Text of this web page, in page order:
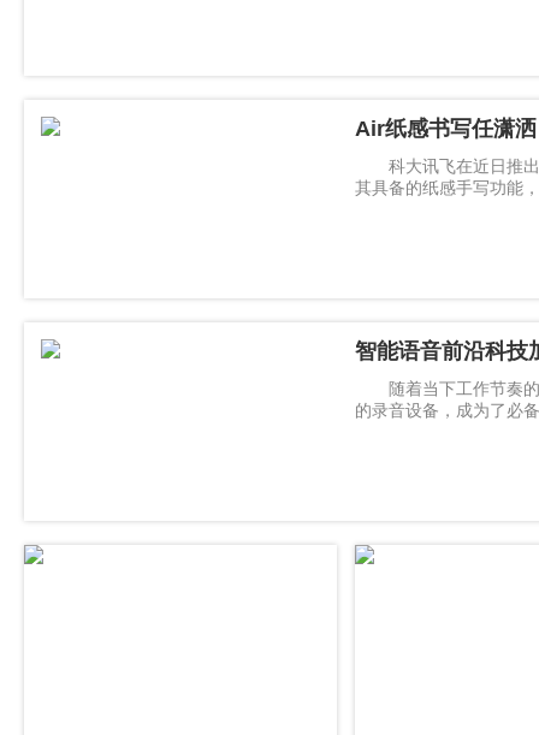
Air纸感书写任潇
科大讯飞在近日推出
其具备的纸感手写功能
智能语音前沿科技
98%
随着当下工作节奏的
的录音设备，成为了必